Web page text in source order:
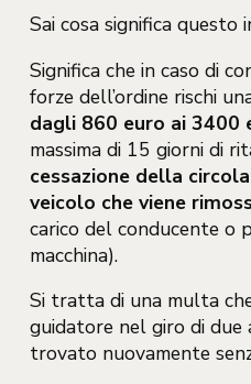
Sai cosa significa questo
Significa che in caso di
forze dell’ordine rischi
dagli 860 euro ai 3400
massima di 15 giorni di
cessazione della
veicolo che viene
carico del conducente o
macchina).
Si tratta di una multa
guidatore nel giro di due
trovato nuovamente